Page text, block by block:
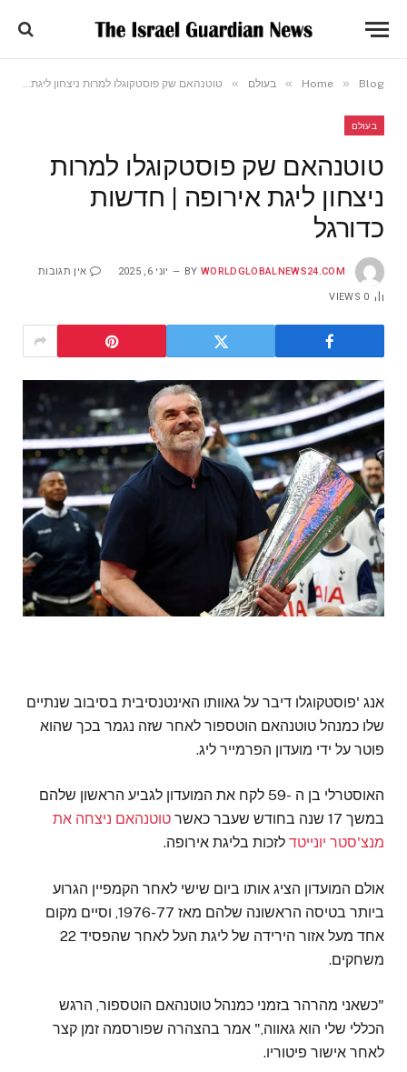
Home » Blog
» בעולם » טוטנהאם שק פוסטקוגלו למרות ניצחון ליגת אירופה | חדשות כדורגל
בעולם
טוטנהאם שק פוסטקוגלו למרות
ניצחון ליגת אירופה | חדשות
כדורגל
BY WORLDGLOBALNEWS24.COM יוני 6, 2025 אין תגובות
0
VIEWS
אנג 'פוסטקוגלו דיבר על גאוותו האינטנסיבית בסיבוב שנתיים
שלו כמנהל טוטנהאם הוטספור לאחר שזה נגמר בכך שהוא
פוטר על ידי מועדון הפרמייר ליג.
האוסטרלי בן ה -59 לקח את המועדון לגביע הראשון שלהם
במשך 17 שנה בחודש שעבר כאשר
טוטנהאם ניצחה את
מנצ'סטר יונייטד לזכות בליגת אירופה.
אולם המועדון הציג אותו ביום שישי לאחר הקמפיין הגרוע
ביותר בטיסה הראשונה שלהם מאז 1976-77, וסיים מקום
אחד מעל אזור הירידה של ליגת העל לאחר שהפסיד 22
משחקים.
"כשאני מהרהר בזמני כמנהל טוטנהאם הוטספור, הרגש
הכללי שלי הוא גאווה," אמר בהצהרה שפורסמה זמן קצר
לאחר אישור פיטוריו.